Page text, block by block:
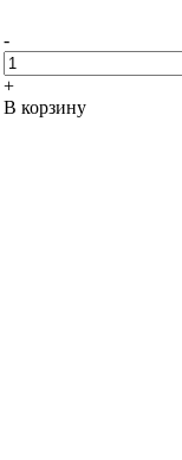
-
+
В корзину